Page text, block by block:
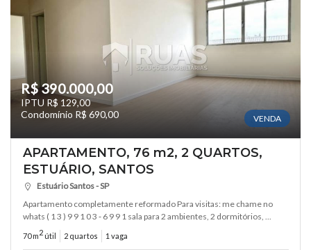
R$ 390.000,00
IPTU R$ 129,00
Condomínio R$ 690,00
VENDA
APARTAMENTO, 76 m2, 2 QUARTOS,
ESTUÁRIO, SANTOS
Estuário Santos - SP
Apartamento completamente reformado Para visitas: me chame no
whats ( 1 3 ) 9 9 1 0 3 ‑ 6 9 9 1 sala para 2 ambientes, 2 dormitórios, ...
70 m2 útil 2 quartos 1 vaga